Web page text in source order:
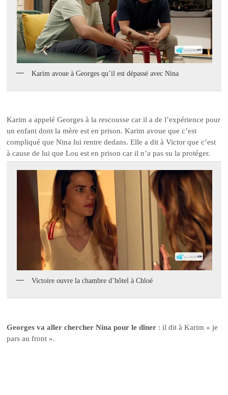
Karim avoue à Georges qu’il est dépassé avec Nina
Karim a appelé Georges à la rescousse car il a de l’expérience pour
un enfant dont la mère est en prison. Karim avoue que c’est
compliqué que Nina lui rentre dedans. Elle a dit à Victor que c’est
à cause de lui que Lou est en prison car il n’a pas su la protéger.
Victoire ouvre la chambre d’hôtel à Chloé
Georges va aller chercher Nina pour le dîner : il dit à Karim « je
pars au front ».